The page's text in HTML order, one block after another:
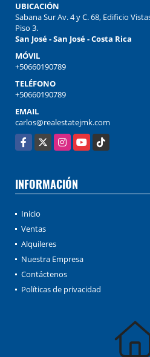
UBICACIÓN
Sabana Sur Av. 4 y C. 68, Edificio
Piso 3.
San José - San José - Costa Rica
MÓVIL
+50660190789
TELÉFONO
+50660190789
EMAIL
carlos@realestatejmk.com
Facebook
X InstagramYouTubeTikTok
INFORMACIÓN
Inicio
Ventas
Alquileres
Nuestra Empresa
Contáctenos
Políticas de privacidad